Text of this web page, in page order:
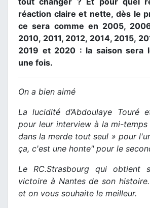
réaction claire et nette, dès le
ce sera comme en 2005,
2010, 2011, 2012, 2014, 2015,
2019 et 2020 : la saison sera
une fois.
On a bien aimé
La lucidité d’Abdoulaye Touré
pour leur interview à la mi-temps
dans la merde tout seul » pour
ça, c'est une honte" pour le
Le RC.Strasbourg qui obtient
victoire à Nantes de son
et on vous souhaite le meilleur.